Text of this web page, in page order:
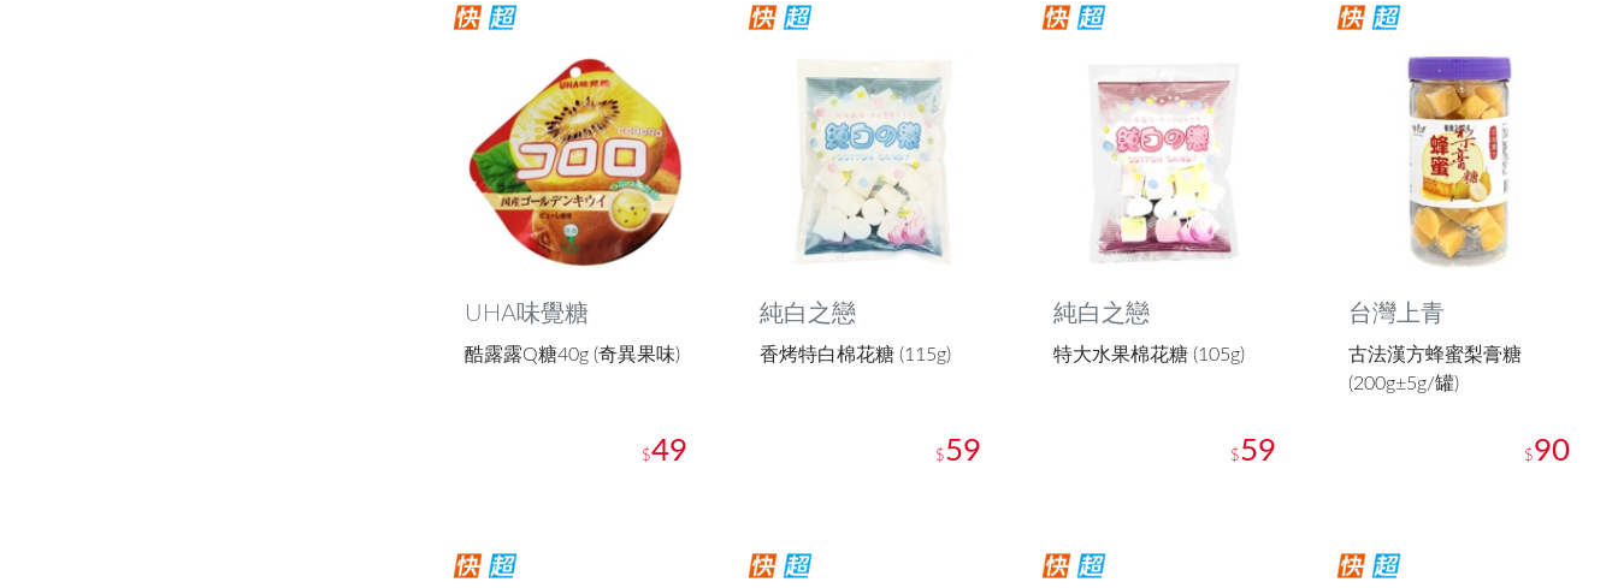
UHA味覺糖
酷露露Q糖40g (奇異果味)
$49
純白之戀
香烤特白棉花糖 (115g)
$59
純白之戀
特大水果棉花糖 (105g)
$59
台灣上青
古法漢方蜂蜜梨膏糖
(200g±5g/罐)
$90